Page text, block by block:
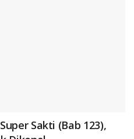
Sakti (Bab 123),